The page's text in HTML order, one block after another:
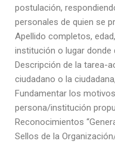
postulación,
personales de quien se
Apellido completos,
institución o lugar donde
Descripción de la tarea-
ciudadano o la
Fundamentar los
persona/institución
Reconocimientos
Sellos de la